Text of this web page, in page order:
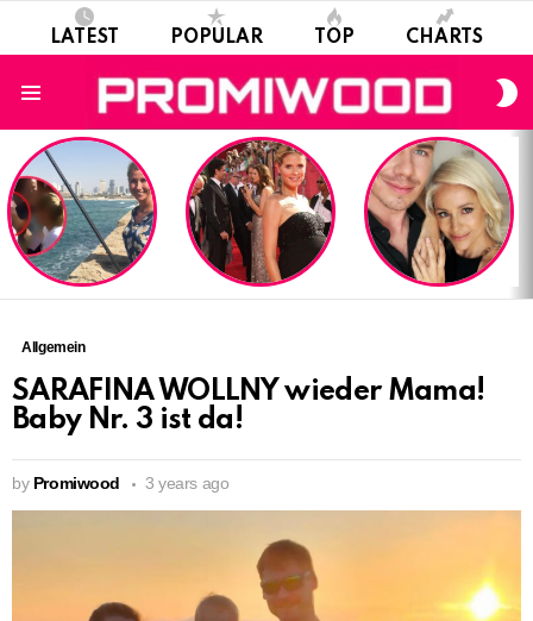
LATEST POPULAR TOP CHARTS
LATEST
STORIES
Allgemein
SARAFINA WOLLNY wieder Mama!
Baby Nr. 3 ist da!
by Promiwood 3 years ago